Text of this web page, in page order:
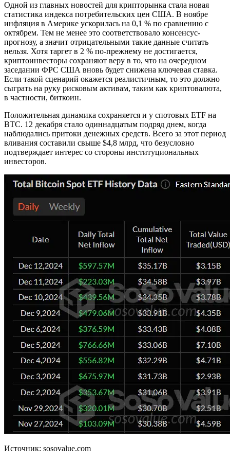
Одной из главных новостей для крипторынка стала новая
статистика индекса потребительских цен США. В ноябре
инфляция в Америке ускорилась на 0,1 % по сравнению с
октябрем. Тем не менее это соответствовало консенсус-
прогнозу, а значит отрицательными такие данные считать
нельзя. Хотя таргет в 2 % по-прежнему не достигается,
криптоинвесторы сохраняют веру в то, что на очередном
заседании ФРС США вновь будет снижена ключевая ставка.
Если такой сценарий окажется реалистичным, то это должно
сыграть на руку рисковым активам, таким как криптовалюта,
в частности, биткоин.
Положительная динамика сохраняется и у спотовых ETF на
BTC. 12 декабря стало одиннадцатым подряд днем, когда
наблюдались притоки денежных средств. Всего за этот период
вливания составили свыше $4,8 млрд, что безусловно
подтверждает интерес со стороны институциональных
инвесторов.
Источник: sosovalue.com